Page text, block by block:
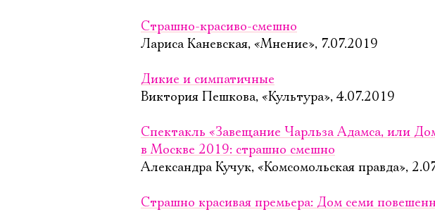
Страшно-красиво-смешно
Лариса Каневская, «Мнение», 7.07.2019
Дикие и симпатичные
Виктория Пешкова, «Культура», 4.07.2019
Спектакль «Завещание Чарльза Адамса, или
в Москве 2019: страшно смешно
Александра Кучук, «Комсомольская правда»,
Страшно красивая премьера: Дом семи